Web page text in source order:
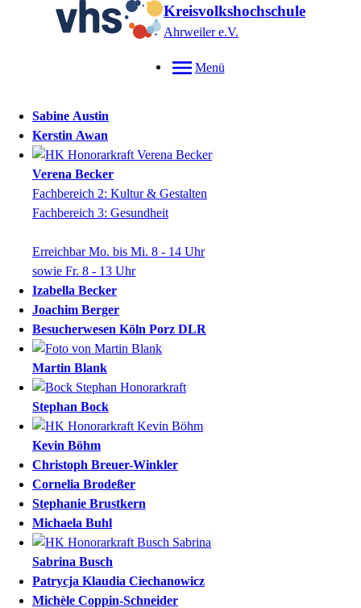
Kreisvolkshochschule
Ahrweiler e.V.
Menü
Sabine Austin
Kerstin Awan
Verena Becker
Fachbereich 2: Kultur & Gestalten
Fachbereich 3: Gesundheit
Erreichbar Mo. bis Mi. 8 - 14 Uhr
sowie Fr. 8 - 13 Uhr
Izabella Becker
Joachim Berger
Besucherwesen Köln Porz DLR
Martin Blank
Stephan Bock
Kevin Böhm
Christoph Breuer-Winkler
Cornelia Brodeßer
Stephanie Brustkern
Michaela Buhl
Sabrina Busch
Patrycja Klaudia Ciechanowicz
Michèle Coppin-Schneider